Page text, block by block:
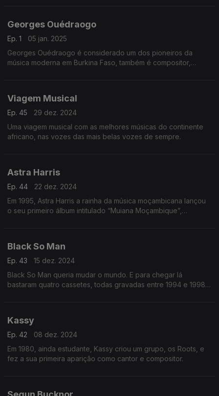
Georges Ouédraogo
Ep. 1
05 jan. 2025
Georges Ouédraogo é considerado um dos pioneiros da
música moderna em Burkina Faso, também é compositor,
Viagem Musical
Ep. 45
29 dez. 2024
Uma viagem musical com as melhores músicas do continente
africano, nas vozes das mais belas vozes de sempre.
Astra Harris
Ep. 44
22 dez. 2024
Em 1995, Astra Harris a rainha da música moçambicana lançou
o seu primeiro álbum intitulado “Muiana Moçambique”,
Black So Man
Ep. 43
15 dez. 2024
Black So Man queria mudar o mundo. E para chegar lá
bastaram quatro cassetes, todas gravadas entre 1994 e 1998.
Kassy
Ep. 42
08 dez. 2024
Em 1980, ainda estudante, Kassy criou um grupo, os Roots, e
fez a sua primeira aparição como cantor e compositor.